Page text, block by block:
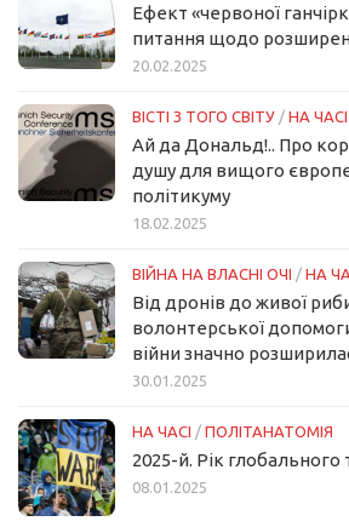
Ефект «червоної
питання щодо
20.02.2025
ВІСТІ З ТОГО СВІТУ / НА ЧАСІ
Ай да Дональд!.. Про
душу для вищого
політикуму
18.02.2025
ВІЙНА НА ВЛАСНІ ОЧІ / НА
Від дронів до живої
волонтерської
війни значно
30.01.2025
НА ЧАСІ / ПОЛІТАНАТОМІЯ
2025-й. Рік глобального
08.01.2025